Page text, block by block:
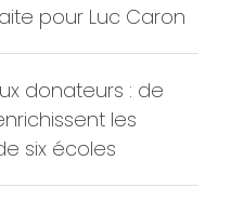
pour Luc Caron
donateurs : de
les
six écoles